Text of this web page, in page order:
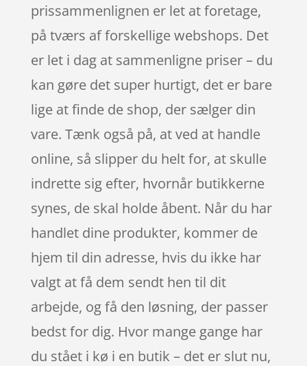
prissammenlignen er let at foretage,
på tværs af forskellige webshops. Det
er let i dag at sammenligne priser – du
kan gøre det super hurtigt, det er bare
lige at finde de shop, der sælger din
vare. Tænk også på, at ved at handle
online, så slipper du helt for, at skulle
indrette sig efter, hvornår butikkerne
synes, de skal holde åbent. Når du har
handlet dine produkter, kommer de
hjem til din adresse, hvis du ikke har
valgt at få dem sendt hen til dit
arbejde, og få den løsning, der passer
bedst for dig. Hvor mange gange har
du stået i kø i en butik – det er slut nu,